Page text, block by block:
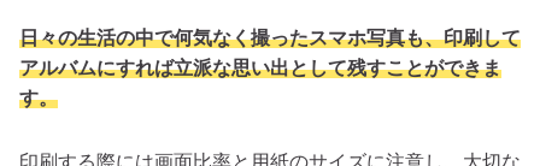
日々の生活の中で何気なく撮ったスマホ写真も、印刷して
アルバムにすれば立派な思い出として残すことができま
す。
印刷する際には画面比率と用紙のサイズに注意し、大切な